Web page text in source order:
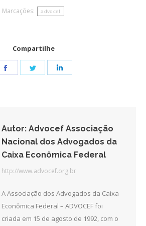
Marcações:
advocef
Compartilhe
Share
Share
Autor: Advocef Associação
Nacional dos Advogados da
Caixa Econômica Federal
http://www.advocef.org.br
A Associação dos Advogados da Caixa
Econômica Federal – ADVOCEF foi
criada em 15 de agosto de 1992, com o